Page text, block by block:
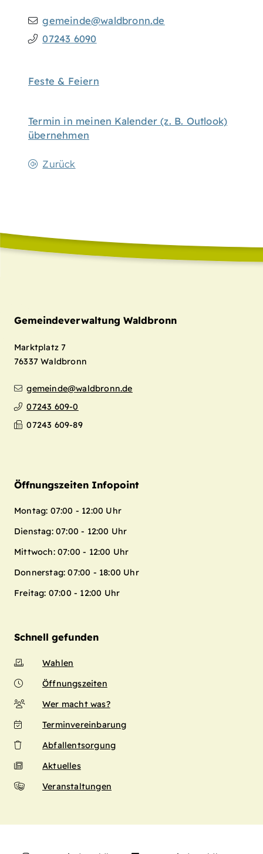
gemeinde@waldbronn.de
07243 6090
Feste & Feiern
Termin in meinen Kalender (z. B. Outlook)
übernehmen
Zurück
Gemeindeverwaltung Waldbronn
Marktplatz 7
76337 Waldbronn
gemeinde@waldbronn.de
07243 609-0
07243 609-89
Öffnungszeiten Infopoint
Montag: 07:00 - 12:00 Uhr
Dienstag: 07:00 - 12:00 Uhr
Mittwoch: 07:00 - 12:00 Uhr
Donnerstag: 07:00 - 18:00 Uhr
Freitag: 07:00 - 12:00 Uhr
Schnell gefunden
Wahlen
Öffnungszeiten
Wer macht was?
Terminvereinbarung
Abfallentsorgung
Aktuelles
Veranstaltungen